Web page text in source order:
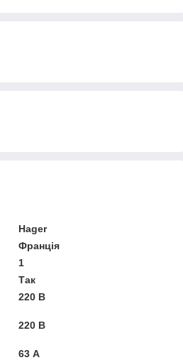
Hager
Франція
1
Так
220 В
220 В
63 А